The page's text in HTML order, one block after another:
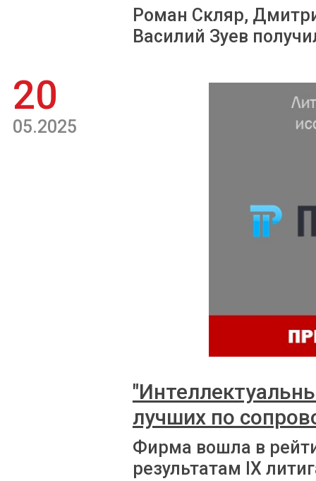
Роман Скляр,
Василий Зуев
20
05.2025
лучших по
Фирма вошла в
результатам IX